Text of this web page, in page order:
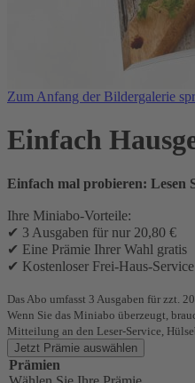
Zum Anfang der Bildergalerie
Einfach
Einfach mal probieren: Lesen
Ihre Miniabo-Vorteile:
✔ 3 Ausgaben für nur 20,80 €
✔ Eine Prämie Ihrer Wahl gratis
✔ Kostenloser Frei-Haus-Service
Das Abo umfasst 3 Ausgaben für zzt.
Wenn Sie das Miniabo überzeugt,
Mitteilung an den Leser-Service,
Jetzt Prämie auswählen
Prämien